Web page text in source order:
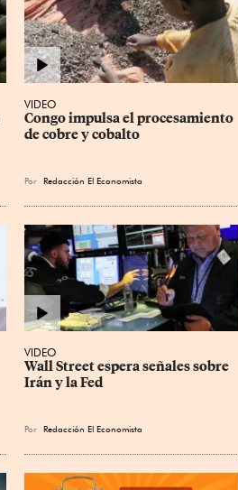
VIDEO
Congo impulsa el procesamiento
de cobre y cobalto
Por Redacción El Economista
VIDEO
Wall Street espera señales sobre
Irán y la Fed
Por Redacción El Economista